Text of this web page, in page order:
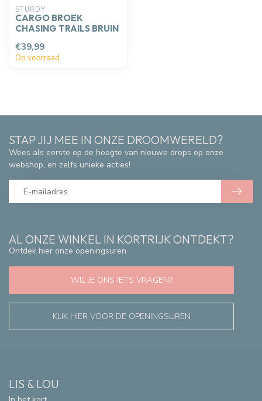
STURDY
CARGO BROEK
CHASING TRAILS BRUIN
€39,99
Op voorraad
AL ONZE WINKEL IN KORTRIJK ONTDEKT?
Ontdek hier onze openingsuren
WIL JE ONS IETS VRAGEN?
KLIK HIER VOOR DE OPENINGSUREN
STAP JIJ MEE IN ONZE DROOMWERELD?
Wees als eerste op de hoogte van nieuwe drops op onze
webshop, en zelfs unieke acties!
LIS & LOU